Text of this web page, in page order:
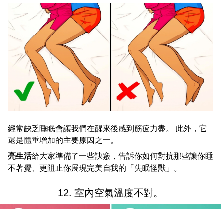
經常缺乏睡眠會讓我們在醒來後感到筋疲力盡。 此外，它
還是體重增加的主要原因之一。
亮生活給大家準備了一些訣竅，告訴你如何對抗那些讓你睡
不著覺、更阻止你展現完美自我的「失眠怪獸」。
12. 室內空氣溫度不對。